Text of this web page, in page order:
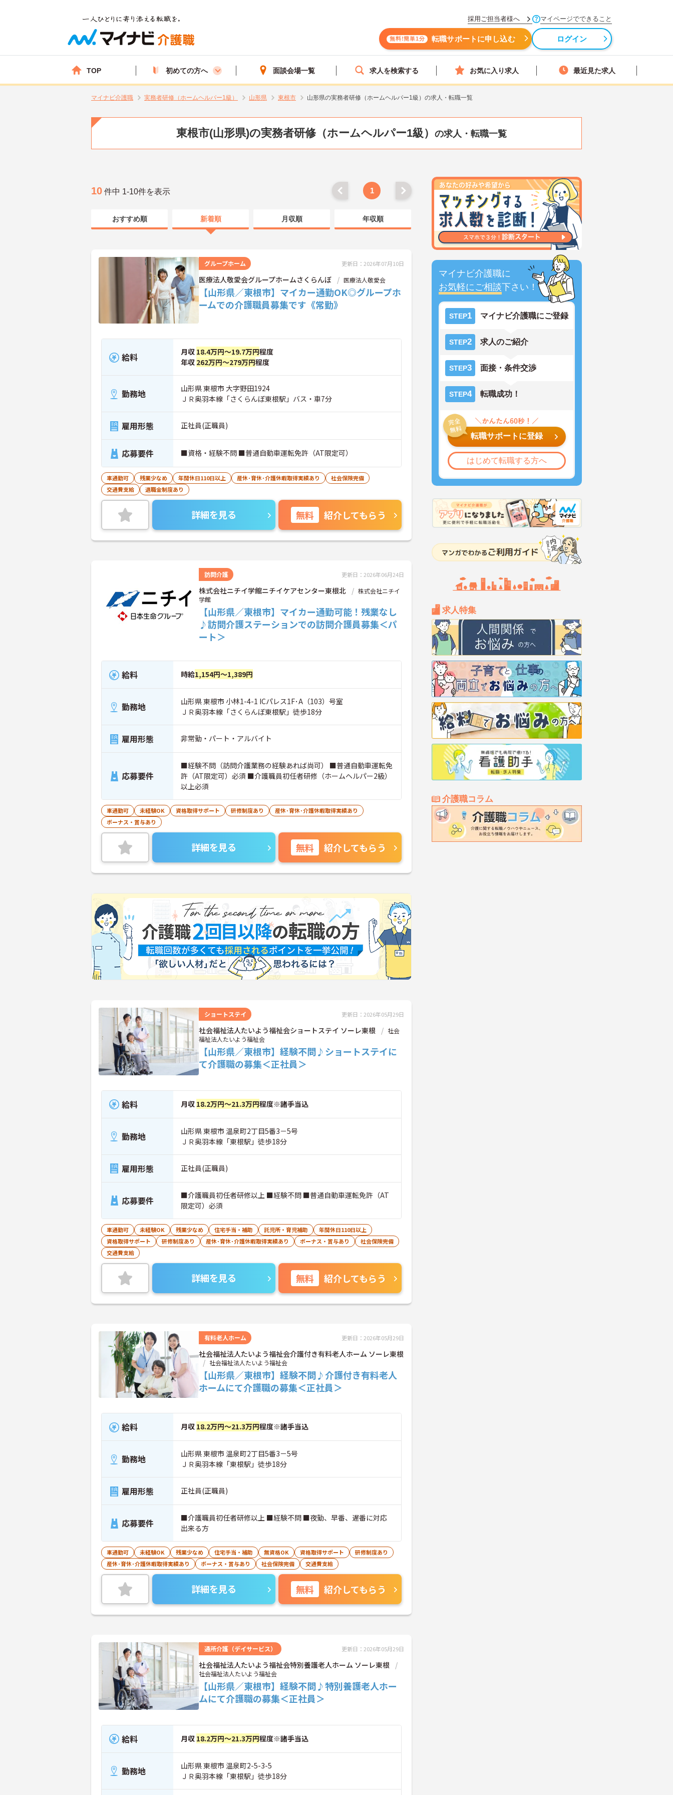
採用ご担当者様へ マイページでできること
無料!簡単1分 転職サポートに申し込む ログイン
TOP 初めての方へ 面談会場一覧 求人を検索する お気に入り求人 最近見た求人
マイナビ介護職 実務者研修（ホームヘルパー1級） 山形県 東根市 山形県の実務者研修（ホームヘルパー1級）の求人・転職一覧
東根市(山形県)の実務者研修（ホームヘルパー1級） の求人・転職一覧
マイナビ介護職に
お気軽にご相談下さい！
STEP1 マイナビ介護職にご登録
STEP2 求人のご紹介
STEP3 面接・条件交渉
STEP4 転職成功！
転職サポートに登録
はじめて転職する方へ
求人特集
介護職コラム
10 件中 1-10件を表示 1
おすすめ順 新着順 月収順 年収順
グループホーム 更新日：2026年07月10日
医療法人敬愛会グループホームさくらんぼ 医療法人敬愛会
【山形県／東根市】マイカー通勤OK◎グループホ
ームでの介護職員募集です《常勤》
給料 月収 18.4万円～19.7万円程度
年収 262万円～279万円程度
勤務地
山形県 東根市 大字野田1924
ＪＲ奥羽本線「さくらんぼ東根駅」バス・車7分
雇用形態 正社員(正職員)
応募要件 ■資格・経験不問 ■普通自動車運転免許（AT限定可）
車通勤可 残業少なめ 年間休日110日以上 産休･育休･介護休暇取得実績あり
社会保険完備
交通費支給
退職金制度あり
詳細を見る 無料 紹介してもらう
訪問介護 更新日：2026年06月24日
株式会社ニチイ学館ニチイケアセンター東根北
株式会社ニチイ
学館
【山形県／東根市】マイカー通勤可能！残業なし
♪訪問介護ステーションでの訪問介護員募集＜パ
ート＞
給料 時給1,154円～1,389円
勤務地
山形県 東根市 小林1-4-1 ICパレス1F･A（103）号室
ＪＲ奥羽本線「さくらんぼ東根駅」徒歩18分
雇用形態 非常勤・パート・アルバイト
応募要件
■経験不問（訪問介護業務の経験あれば尚可） ■普通自動車運転免
許（AT限定可）必須 ■介護職員初任者研修（ホームヘルパー2級）
以上必須
車通勤可 未経験OK 資格取得サポート 研修制度あり
産休･育休･介護休暇取得実績あり
ボーナス・賞与あり
詳細を見る 無料 紹介してもらう
ショートステイ 更新日：2026年05月29日
社会福祉法人たいよう福祉会ショートステイ ソーレ東根
社会
福祉法人たいよう福祉会
【山形県／東根市】経験不問♪ショートステイに
て介護職の募集＜正社員＞
給料 月収 18.2万円～21.3万円程度※諸手当込
勤務地
山形県 東根市 温泉町2丁目5番3－5号
ＪＲ奥羽本線「東根駅」徒歩18分
雇用形態 正社員(正職員)
応募要件
■介護職員初任者研修以上 ■経験不問 ■普通自動車運転免許（AT
限定可）必須
車通勤可 未経験OK 残業少なめ 住宅手当・補助 託児所・育児補助
年間休日110日以上
資格取得サポート
研修制度あり 産休･育休･介護休暇取得実績あり ボーナス・賞与あり
社会保険完備
交通費支給
詳細を見る 無料 紹介してもらう
有料老人ホーム 更新日：2026年05月29日
社会福祉法人たいよう福祉会介護付き有料老人ホーム ソーレ東根
社会福祉法人たいよう福祉会
【山形県／東根市】経験不問♪介護付き有料老人
ホームにて介護職の募集＜正社員＞
給料 月収 18.2万円～21.3万円程度※諸手当込
勤務地
山形県 東根市 温泉町2丁目5番3－5号
ＪＲ奥羽本線「東根駅」徒歩18分
雇用形態 正社員(正職員)
応募要件
■介護職員初任者研修以上 ■経験不問 ■夜勤、早番、遅番に対応
出来る方
車通勤可 未経験OK 残業少なめ 住宅手当・補助 無資格OK 資格取得サポート
研修制度あり
産休･育休･介護休暇取得実績あり
ボーナス・賞与あり 社会保険完備 交通費支給
詳細を見る 無料 紹介してもらう
通所介護（デイサービス） 更新日：2026年05月29日
社会福祉法人たいよう福祉会特別養護老人ホーム ソーレ東根
社会福祉法人たいよう福祉会
【山形県／東根市】経験不問♪特別養護老人ホー
ムにて介護職の募集＜正社員＞
給料 月収 18.2万円～21.3万円程度※諸手当込
勤務地
山形県 東根市 温泉町2-5-3-5
ＪＲ奥羽本線「東根駅」徒歩18分